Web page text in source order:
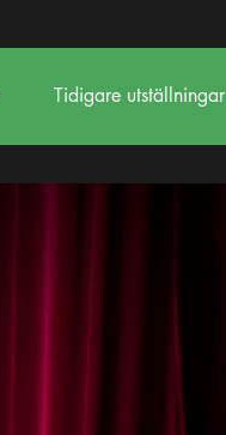
Tidigare utställningar